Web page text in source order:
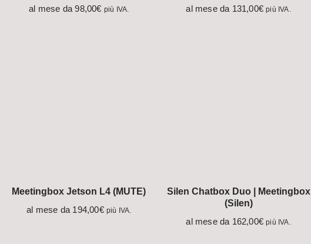
al mese da98,00€ più IVA.
al mese da 131,00€ più IVA.
Meetingbox Jetson L4 (MUTE)
al mese da 194,00€ più IVA.
Silen Chatbox Duo | Meetingbox
(Silen)
al mese da 162,00€ più IVA.